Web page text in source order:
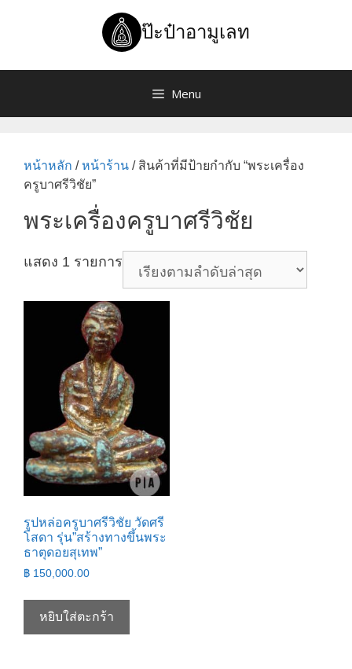
ป๊ะป๋าอามูเลท
Menu
หน้าหลัก /หน้าร้าน / สินค้าที่มีป้ายกำกับ “พระเครื่อง
ครูบาศรีวิชัย”
พระเครื่องครูบาศรีวิชัย
แสดง 1 รายการ
รูปหล่อครูบาศรีวิชัย วัดศรี
โสดา รุ่น”สร้างทางขึ้นพระ
ธาตุดอยสุเทพ”
฿ 150,000.00
หยิบใส่ตะกร้า